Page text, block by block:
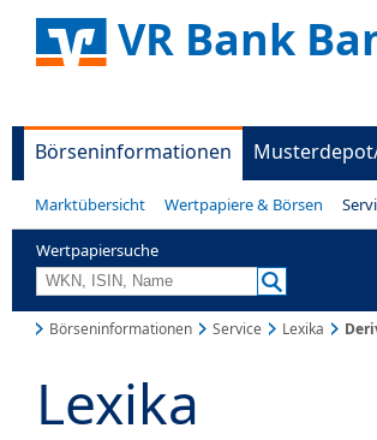
VR Bank
Börseninformationen
Marktübersicht Wertpapiere & Börsen
Wertpapiersuche
Börseninformationen Service Lexika
Lexika